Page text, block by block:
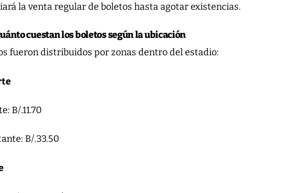
la venta regular de boletos hasta agotar existencias.
cuestan los boletos según la ubicación
fueron distribuidos por zonas dentro del estadio:
B/.11.70
B/.33.50